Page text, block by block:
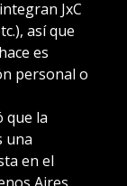
JxC
así que
es
personal o
que la
una
en el